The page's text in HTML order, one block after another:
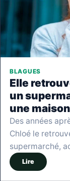
BLAGUES
Elle
un
une
Des années
Chloé le
supermarché,
Lire